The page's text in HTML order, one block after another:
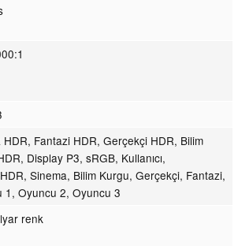
HDR, Fantazi HDR, Gerçekçi HDR, Bilim
Display P3, sRGB, Kullanıcı,
Sinema, Bilim Kurgu, Gerçekçi, Fantazi,
1, Oyuncu 2, Oyuncu 3
renk